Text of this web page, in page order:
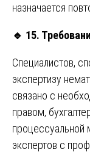
назначается
🔹 15.
Специалистов,
экспертизу
связано с
правом,
экспертов с